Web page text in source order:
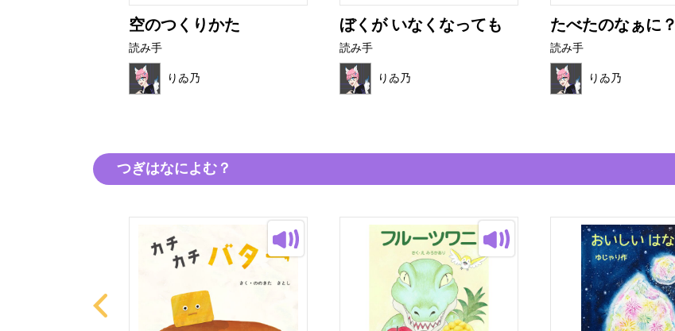
空のつくりかた
読み手
りゐ乃
ぼくが いなくなっても
読み手
りゐ乃
たべたのなぁに？
読み手
りゐ乃
つぎはなによむ？